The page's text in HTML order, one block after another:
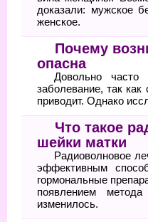
доказали: мужское
женское.
Почему
опасна
Довольно часто
заболевание, так
приводит. Однако
Что такое
шейки матки
Радиоволновое
эффективным
гормональные
появлением
изменилось.